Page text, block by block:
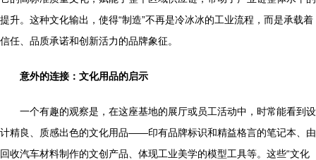
提升。这种文化输出，使得“制造”不再是冷冰冰的工业流程，而是承载着
信任、品质承诺和创新活力的品牌象征。
意外的连接：文化用品的启示
一个有趣的观察是，在这座基地的展厅或员工活动中，时常能看到设
计精良、质感出色的文化用品——印有品牌标识和精益格言的笔记本、由
回收汽车材料制作的文创产品、体现工业美学的模型工具等。这些“文化